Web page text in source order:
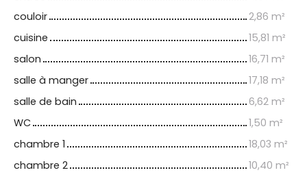
couloir
2,86 m²
cuisine
15,81 m²
salon
16,71 m²
salle à manger
17,18 m²
salle de bain
6,62 m²
WC
1,50 m²
chambre 1
18,03 m²
chambre 2
10,40 m²